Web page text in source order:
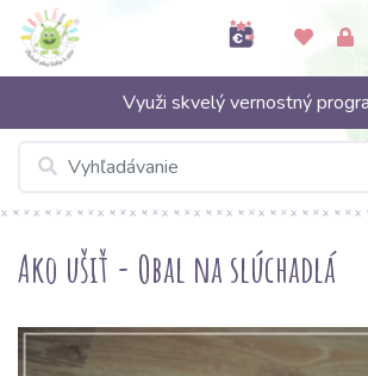
Využi skvelý vernostný
Ako ušiť - Obal na slúchadlá